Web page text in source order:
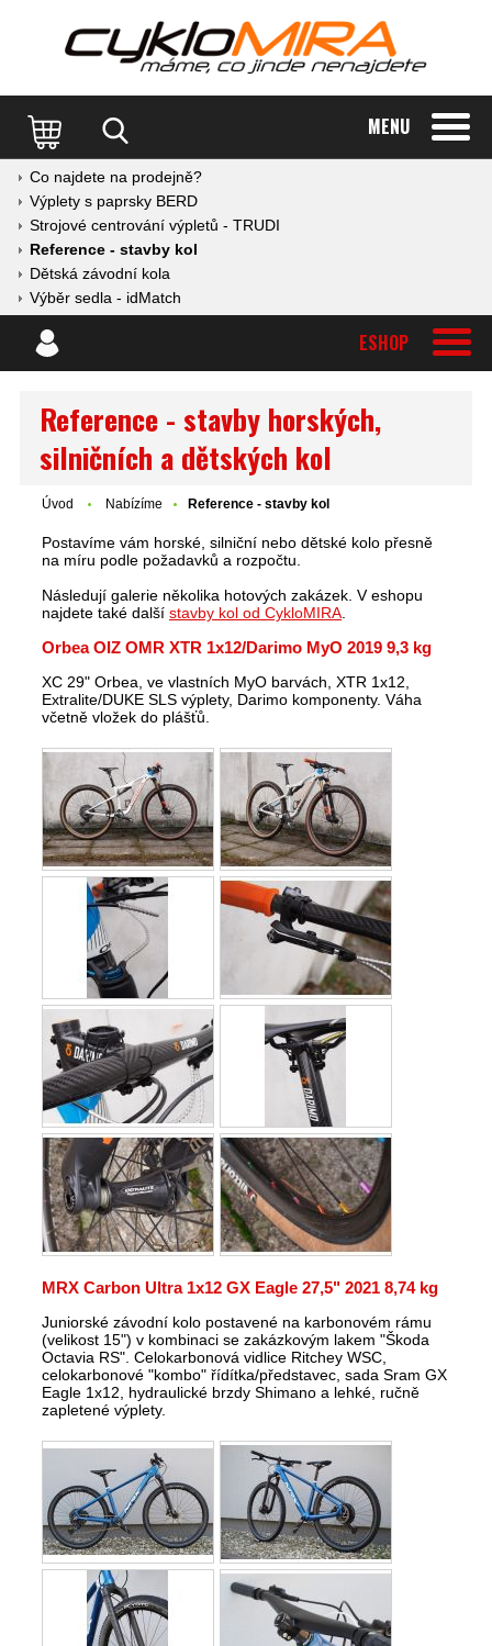
MENU
Co najdete na prodejně?
Výplety s paprsky BERD
Strojové centrování výpletů - TRUDI
Reference - stavby kol
Dětská závodní kola
Výběr sedla - idMatch
ESHOP
Reference - stavby horských,
silničních a dětských kol
Úvod Nabízíme Reference - stavby kol
Postavíme vám horské, silniční nebo dětské kolo přesně
na míru podle požadavků a rozpočtu.
Následují galerie několika hotových zakázek. V eshopu
najdete také další stavby kol od CykloMIRA
Orbea OIZ OMR XTR 1x12/Darimo MyO 2019 9,3 kg
XC 29" Orbea, ve vlastních MyO barvách, XTR 1x12,
Extralite/DUKE SLS výplety, Darimo komponenty. Váha
včetně vložek do plášťů.
MRX Carbon Ultra 1x12 GX Eagle 27,5" 2021 8,74 kg
Juniorské závodní kolo postavené na karbonovém rámu
(velikost 15") v kombinaci se zakázkovým lakem "Škoda
Octavia RS". Celokarbonová vidlice Ritchey WSC,
celokarbonové "kombo" řídítka/představec, sada Sram GX
Eagle 1x12, hydraulické brzdy Shimano a lehké, ručně
zapletené výplety.